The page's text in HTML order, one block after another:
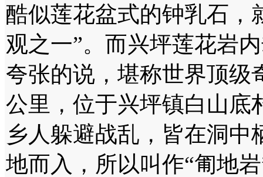
酷似莲花盆式的钟乳石，
观之一”。而兴坪莲花岩
夸张的说，堪称世界顶级
公里，位于兴坪镇白山底
乡人躲避战乱，皆在洞
地而入，所以叫作“匍地